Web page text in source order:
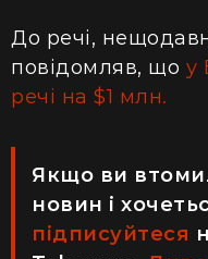
До речі,
повідомляв, що у
речі на $1 млн.
Якщо ви
новин і
підписуйтеся